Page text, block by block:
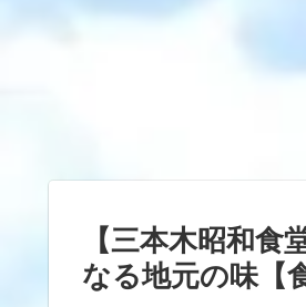
【三本木昭和
なる地元の味【